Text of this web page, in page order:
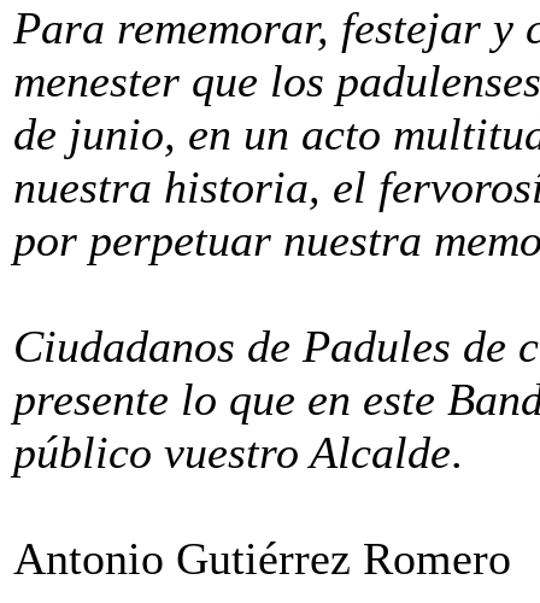
Para rememorar, festejar y
menester que los
de junio, en un acto
nuestra historia, el
por perpetuar nuestra
Ciudadanos de Padules de
presente lo que en este
público vuestro Alcalde.
Antonio Gutiérrez Romero